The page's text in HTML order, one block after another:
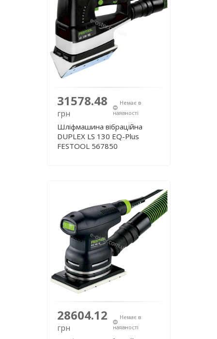
31578.48
грн
Немає в
наявності
Шліфмашина вібраційна
DUPLEX LS 130 EQ-Plus
FESTOOL 567850
28604.12
грн
Немає в
наявності